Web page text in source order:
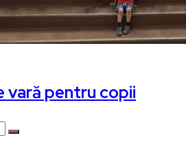
vară pentru copii